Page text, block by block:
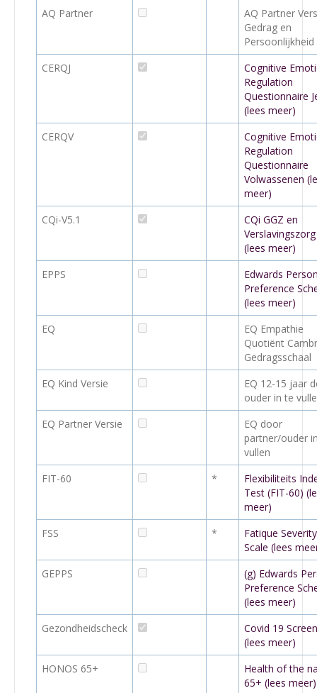
AQ Partner
AQ Partner
Gedrag en
Persoonlijkheid
CERQJ
Cognitive
Regulation
Questionnaire
(lees meer)
CERQV
Cognitive
Regulation
Questionnaire
Volwassenen
meer)
CQi-V5.1
CQi GGZ en
Verslavingszorg
(lees meer)
EPPS
Edwards
Preference
(lees meer)
EQ
EQ Empathie
Quotiënt
Gedragsschaal
EQ Kind Versie
EQ 12-15 jaar
ouder in te
EQ Partner Versie
EQ door
partner/ouder
vullen
FIT-60
*
Flexibiliteits
Test (FIT-60)
meer)
FSS
*
Fatique Severity
Scale (lees
GEPPS
(g) Edwards
Preference
(lees meer)
Gezondheidscheck
Covid 19
(lees meer)
HONOS 65+
Health of the
65+ (lees meer)